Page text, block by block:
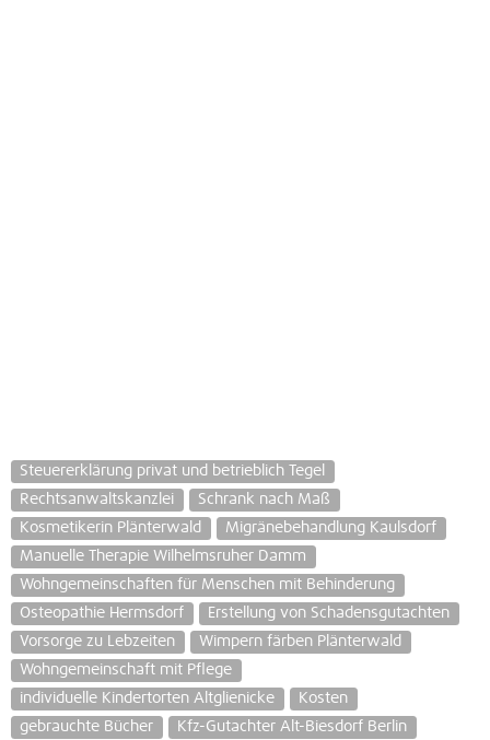
Steuererklärung privat und betrieblich Tegel
Rechtsanwaltskanzlei
Schrank nach Maß
Kosmetikerin Plänterwald
Migränebehandlung Kaulsdorf
Manuelle Therapie Wilhelmsruher Damm
Wohngemeinschaften für Menschen mit Behinderung
Osteopathie Hermsdorf
Erstellung von Schadensgutachten
Vorsorge zu Lebzeiten
Wimpern färben Plänterwald
Wohngemeinschaft mit Pflege
individuelle Kindertorten Altglienicke
Kosten
gebrauchte Bücher
Kfz-Gutachter Alt-Biesdorf Berlin